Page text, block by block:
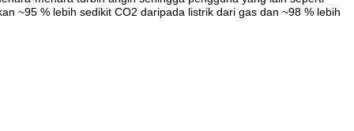
~95 % lebih sedikit CO2 daripada listrik dari gas dan ~98 % lebih